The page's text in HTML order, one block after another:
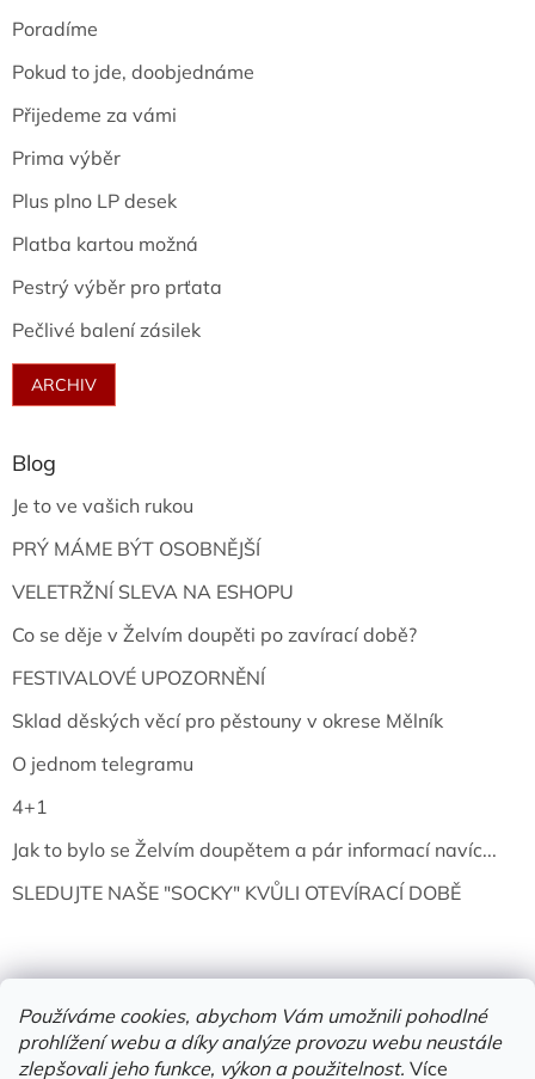
Používáme cookies, abychom Vám umožnili pohodlné
prohlížení webu a díky analýze provozu webu neustále
zlepšovali jeho funkce, výkon a použitelnost. Více
Poradíme
Pokud to jde, doobjednáme
Přijedeme za vámi
Prima výběr
Plus plno LP desek
Platba kartou možná
Pestrý výběr pro prťata
Pečlivé balení zásilek
ARCHIV
Blog
Je to ve vašich rukou
PRÝ MÁME BÝT OSOBNĚJŠÍ
VELETRŽNÍ SLEVA NA ESHOPU
Co se děje v Želvím doupěti po zavírací době?
FESTIVALOVÉ UPOZORNĚNÍ
Sklad děských věcí pro pěstouny v okrese Mělník
O jednom telegramu
4+1
Jak to bylo se Želvím doupětem a pár informací navíc...
SLEDUJTE NAŠE "SOCKY" KVŮLI OTEVÍRACÍ DOBĚ